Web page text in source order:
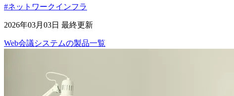
#ネットワークインフラ
2026年03月03日 最終更新
Web会議システムの製品一覧